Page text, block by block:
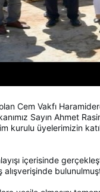
Cem Vakfı
Sayın Ahmet
kurulu üyelerimizin
içerisinde
alışverişinde